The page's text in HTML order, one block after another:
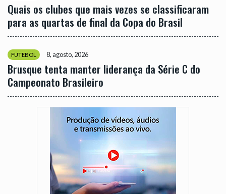
Quais os clubes que mais vezes se classificaram
para as quartas de final da Copa do Brasil
FUTEBOL 8, agosto, 2026
Brusque tenta manter liderança da Série C do
Campeonato Brasileiro